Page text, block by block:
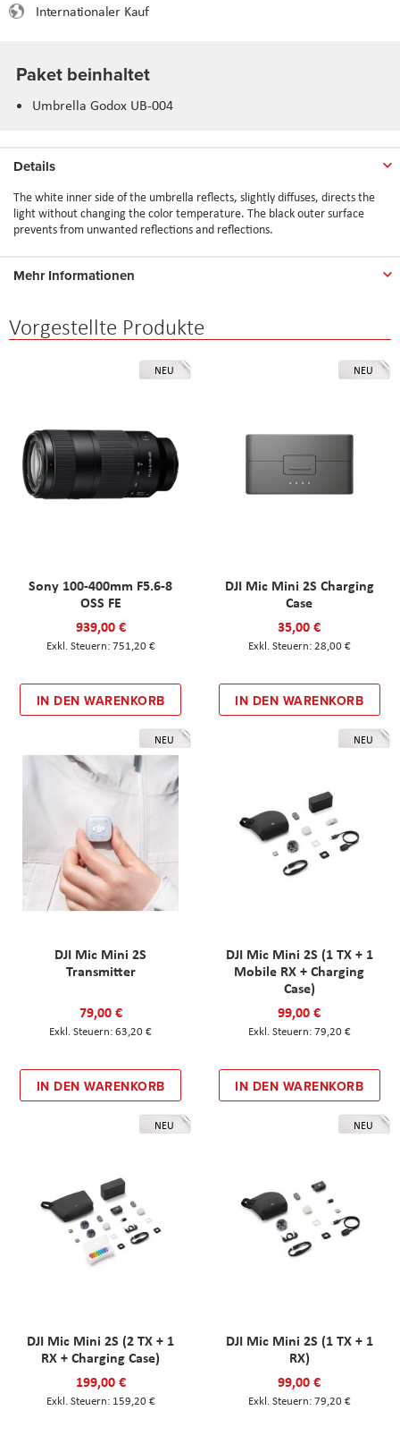
Internationaler Kauf
Paket beinhaltet
Umbrella Godox UB-004
Details
The white inner side of the umbrella reflects, slightly diffuses, directs the
light without changing the color temperature. The black outer surface
prevents from unwanted reflections and reflections.
Mehr Informationen
Vorgestellte Produkte
NEU
Sony 100-400mm F5.6-8
OSS FE
939,00 €
751,20 €
IN DEN WARENKORB
NEU
DJI Mic Mini 2S Charging
Case
35,00 €
28,00 €
IN DEN WARENKORB
NEU
DJI Mic Mini 2S
Transmitter
79,00 €
63,20 €
IN DEN WARENKORB
NEU
DJI Mic Mini 2S (1 TX + 1
Mobile RX + Charging
Case)
99,00 €
79,20 €
IN DEN WARENKORB
NEU
DJI Mic Mini 2S (2 TX + 1
RX + Charging Case)
199,00 €
159,20 €
NEU
DJI Mic Mini 2S (1 TX + 1
RX)
99,00 €
79,20 €